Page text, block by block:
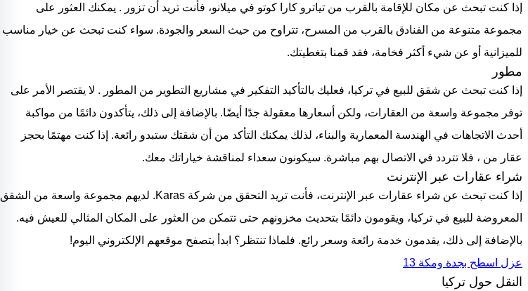
إذا كنت تبحث عن مكان للإقامة بالقرب من تياترو كارا كوتو في ميلانو، فأنت تريد أن تزور . يمكنك العثور على
مجموعة متنوعة من الفنادق بالقرب من المسرح، تتراوح من حيث السعر والجودة. سواء كنت تبحث عن خيار مناسب
للميزانية أو عن شيء أكثر فخامة، فقد قمنا بتغطيتك.
مطور
إذا كنت تبحث عن شقق للبيع في تركيا، فعليك بالتأكيد التفكير في مشاريع التطوير من المطور . لا يقتصر الأمر على
توفر مجموعة واسعة من العقارات، ولكن أسعارها معقولة جدًا أيضًا. بالإضافة إلى ذلك، يتأكدون دائمًا من مواكبة
أحدث الاتجاهات في الهندسة المعمارية والبناء، لذلك يمكنك التأكد من أن شقتك ستبدو رائعة. إذا كنت مهتمًا بحجز
عقار من ، فلا تتردد في الاتصال بهم مباشرة. سيكونون سعداء لمناقشة خياراتك معك.
شراء عقارات عبر الإنترنت
إذا كنت تبحث عن شراء عقارات عبر الإنترنت، فأنت تريد التحقق من شركة Karas. لديهم مجموعة واسعة من الشقق
المعروضة للبيع في تركيا، ويقومون دائمًا بتحديث مخزونهم حتى تتمكن من العثور على المكان المثالي للعيش فيه.
بالإضافة إلى ذلك، يقدمون خدمة رائعة وسعر رائع. فلماذا تنتظر؟ ابدأ بتصفح موقعهم الإلكتروني اليوم!
عزل اسطح بجدة ومكة 13
النقل حول تركيا